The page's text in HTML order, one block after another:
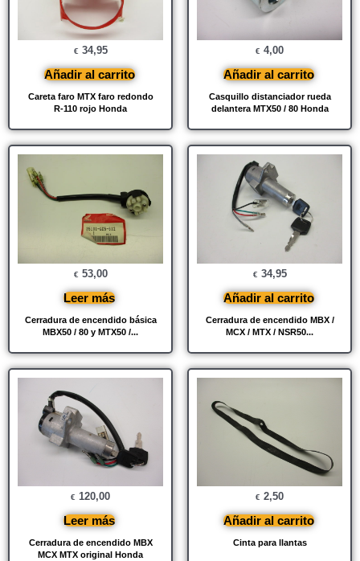
Careta faro MTX faro redondo
R-110 rojo Honda
€ 34,95
Añadir al carrito
Casquillo distanciador rueda
delantera MTX50 / 80 Honda
€ 4,00
Añadir al carrito
Cerradura de encendido básica
MBX50 / 80 y MTX50 /...
€ 53,00
Leer más
Cerradura de encendido MBX /
MCX / MTX / NSR50...
€ 34,95
Añadir al carrito
Cerradura de encendido MBX
MCX MTX original Honda
€ 120,00
Leer más
Cinta para llantas
€ 2,50
Añadir al carrito